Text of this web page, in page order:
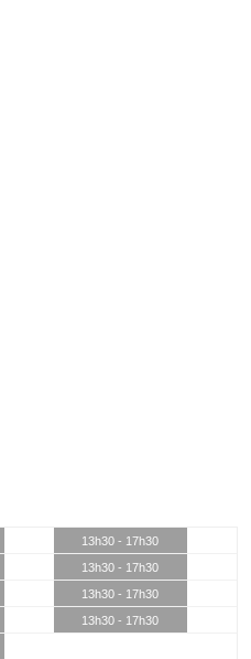
13h30 - 17h30
13h30 - 17h30
13h30 - 17h30
13h30 - 17h30